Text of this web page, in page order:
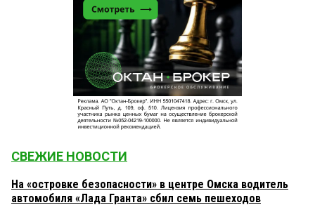
СВЕЖИЕ НОВОСТИ
На «островке безопасности» в центре Омска водитель
автомобиля «Лада Гранта» сбил семь пешеходов